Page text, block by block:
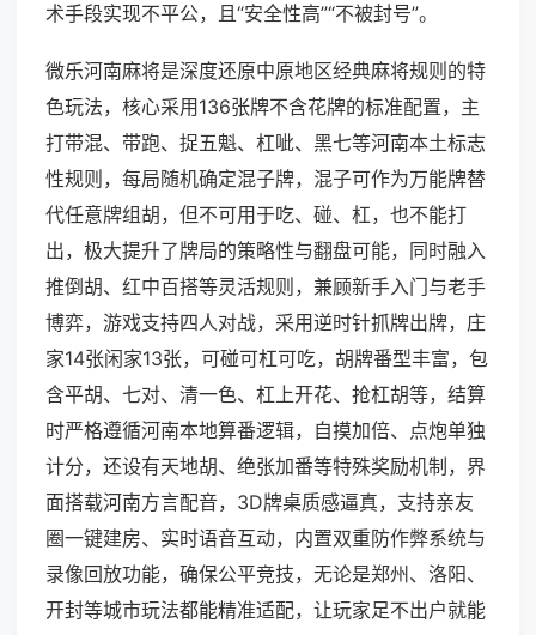
术手段实现不平公，且“安全性高”“不被封号”。
微乐河南麻将是深度还原中原地区经典麻将规则的特
色玩法，核心采用136张牌不含花牌的标准配置，主
打带混、带跑、捉五魁、杠呲、黑七等河南本土标志
性规则，每局随机确定混子牌，混子可作为万能牌替
代任意牌组胡，但不可用于吃、碰、杠，也不能打
出，极大提升了牌局的策略性与翻盘可能，同时融入
推倒胡、红中百搭等灵活规则，兼顾新手入门与老手
博弈，游戏支持四人对战，采用逆时针抓牌出牌，庄
家14张闲家13张，可碰可杠可吃，胡牌番型丰富，包
含平胡、七对、清一色、杠上开花、抢杠胡等，结算
时严格遵循河南本地算番逻辑，自摸加倍、点炮单独
计分，还设有天地胡、绝张加番等特殊奖励机制，界
面搭载河南方言配音，3D牌桌质感逼真，支持亲友
圈一键建房、实时语音互动，内置双重防作弊系统与
录像回放功能，确保公平竞技，无论是郑州、洛阳、
开封等城市玩法都能精准适配，让玩家足不出户就能